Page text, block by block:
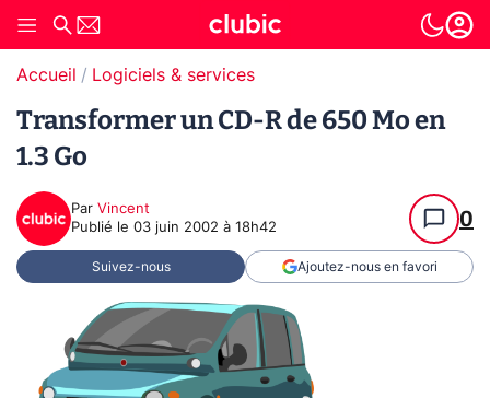
Accueil Logiciels & services
Transformer un CD-R de 650 Mo en
1.3 Go
Par Vincent
Publié le 03 juin 2002 à 18h42 0
Suivez-nous Ajoutez-nous en favori